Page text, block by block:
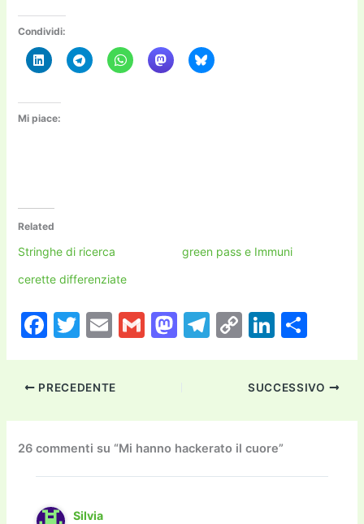
Condividi:
Mi piace:
Related
Stringhe di ricerca
green pass e Immuni
cerette differenziate
F
c
b
o
o
k
T
itt
E
ai
G
M
d
o
n
T
a
m
C
p
y
Li
n
k
Li
k
dI
n
n
vi
PRECEDENTE SUCCESSIVO
26 commenti su “Mi hanno hackerato il cuore”
Silvia